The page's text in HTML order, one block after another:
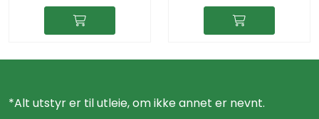
*Alt utstyr er til utleie, om ikke annet er nevnt.